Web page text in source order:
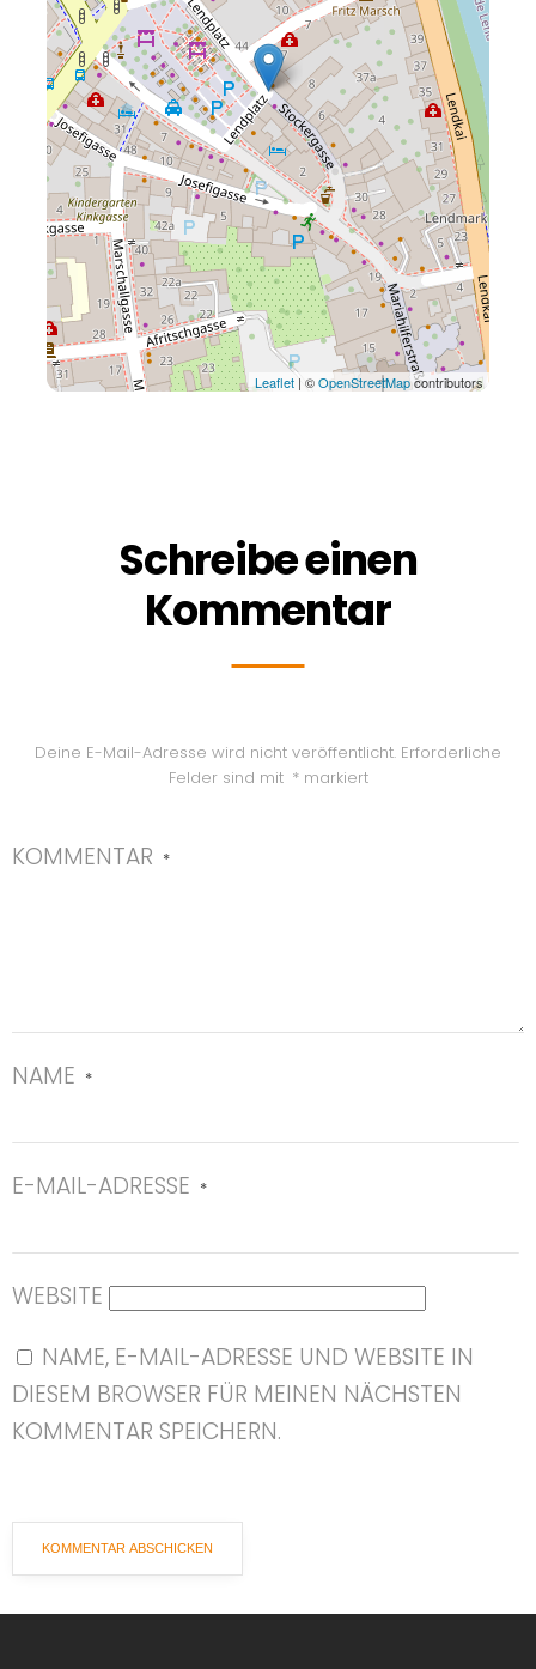
Leaflet | ©OpenStreetMapcontributors
Schreibe einen
Kommentar
Deine E-Mail-Adresse wird nicht veröffentlicht. Erforderliche
Felder sind mit *markiert
KOMMENTAR *
NAME *
E-MAIL-ADRESSE *
WEBSITE
NAME, E-MAIL-ADRESSE UND WEBSITE IN
DIESEM BROWSER FÜR MEINEN NÄCHSTEN
KOMMENTAR SPEICHERN.